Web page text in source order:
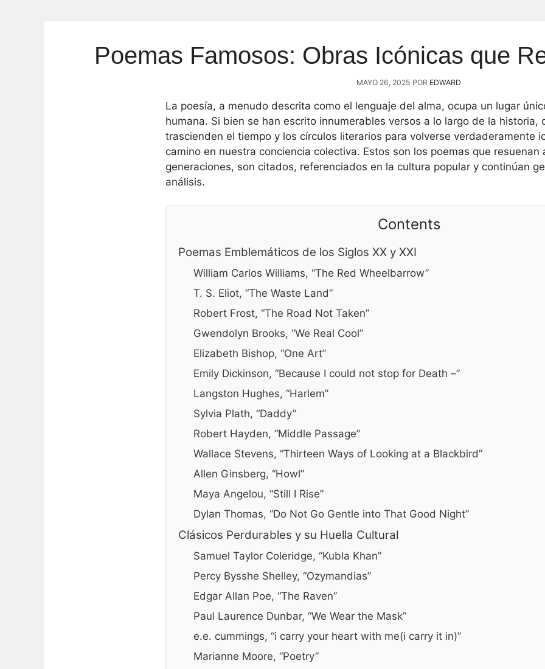
Poemas Famosos: Obras Icónicas que
MAYO 26, 2025 POR EDWARD
La poesía, a menudo descrita como el lenguaje del alma, ocupa un lugar
humana. Si bien se han escrito innumerables versos a lo largo de la historia,
trascienden el tiempo y los círculos literarios para volverse verdaderamente
camino en nuestra conciencia colectiva. Estos son los poemas que resuenan
generaciones, son citados, referenciados en la cultura popular y continúan
análisis.
Contents
Poemas Emblemáticos de los Siglos XX y XXI
William Carlos Williams, “The Red Wheelbarrow”
T. S. Eliot, “The Waste Land”
Robert Frost, “The Road Not Taken”
Gwendolyn Brooks, “We Real Cool”
Elizabeth Bishop, “One Art”
Emily Dickinson, “Because I could not stop for Death –”
Langston Hughes, “Harlem”
Sylvia Plath, “Daddy”
Robert Hayden, “Middle Passage”
Wallace Stevens, “Thirteen Ways of Looking at a Blackbird”
Allen Ginsberg, “Howl”
Maya Angelou, “Still I Rise”
Dylan Thomas, “Do Not Go Gentle into That Good Night”
Clásicos Perdurables y su Huella Cultural
Samuel Taylor Coleridge, “Kubla Khan”
Percy Bysshe Shelley, “Ozymandias”
Edgar Allan Poe, “The Raven”
Paul Laurence Dunbar, “We Wear the Mask”
e.e. cummings, “i carry your heart with me(i carry it in)”
Marianne Moore, “Poetry”